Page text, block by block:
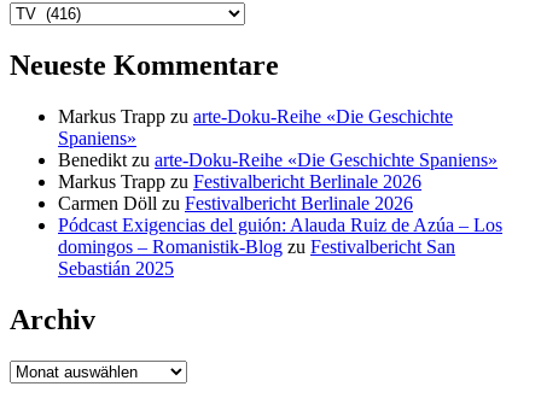
Kategorien
Neueste Kommentare
Markus Trapp zu arte-Doku-Reihe «Die Geschichte
Spaniens»
Benedikt zu arte-Doku-Reihe «Die Geschichte Spaniens»
Markus Trapp zu Festivalbericht Berlinale 2026
Carmen Döll zu Festivalbericht Berlinale 2026
Pódcast Exigencias del guión: Alauda Ruiz de Azúa – Los
domingos – Romanistik-Blog zu Festivalbericht San
Sebastián 2025
Archiv
Archiv